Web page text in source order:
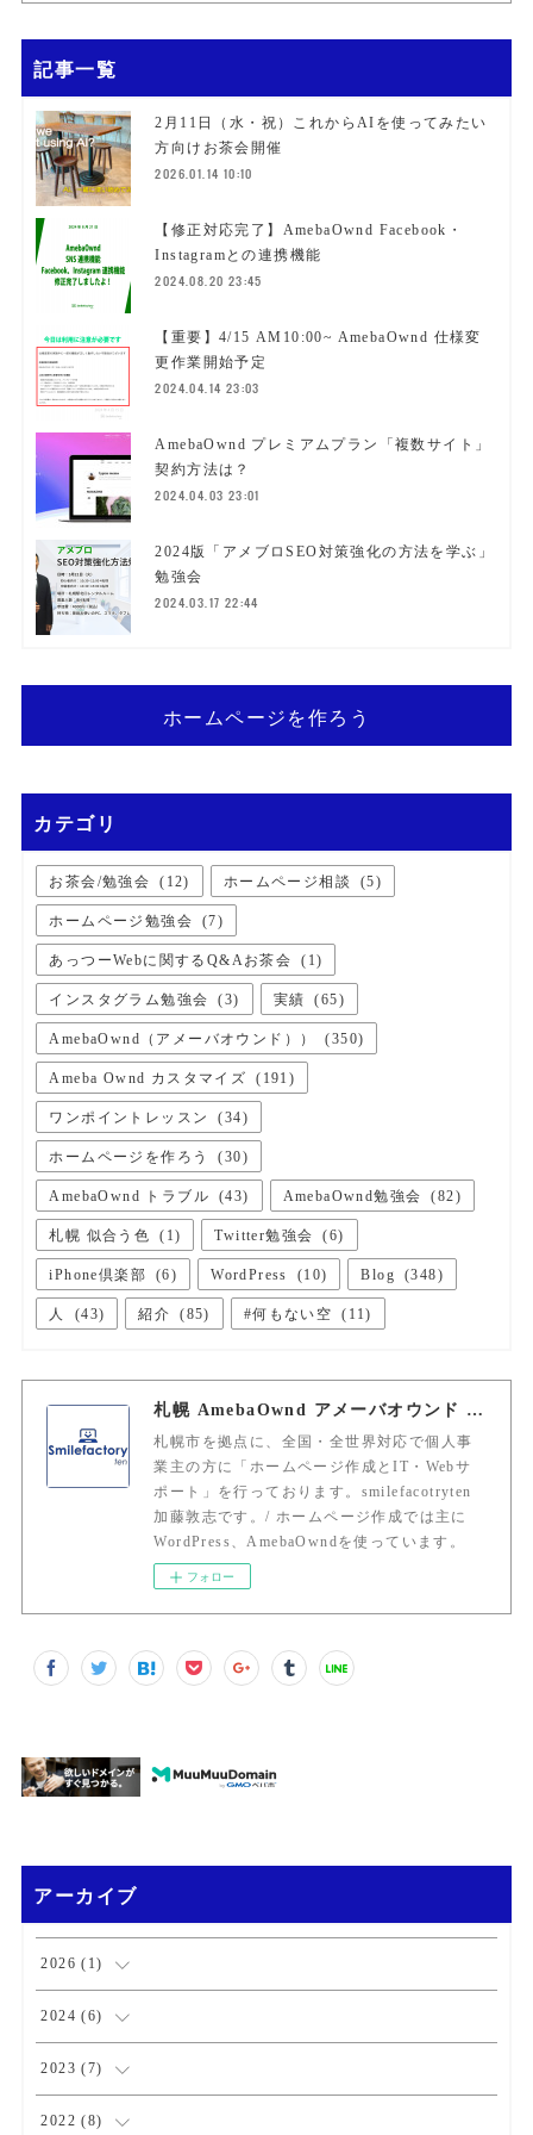
記事一覧
2月11日（水・祝）これからAIを使ってみたい
方向けお茶会開催
2026.01.14 10:10
【修正対応完了】AmebaOwnd Facebook・
Instagramとの連携機能
2024.08.20 23:45
【重要】4/15 AM10:00~ AmebaOwnd 仕様変
更作業開始予定
2024.04.14 23:03
AmebaOwnd プレミアムプラン「複数サイト」
契約方法は？
2024.04.03 23:01
2024版「アメブロSEO対策強化の方法を学ぶ」
勉強会
2024.03.17 22:44
ホームページを作ろう
カテゴリ
お茶会/勉強会 ( 12) ホームページ相談 (5)
ホームページ勉強会 (7)
あっつーWebに関するQ&Aお茶会 ( 1)
インスタグラム勉強会 (3) 実績 (65)
AmebaOwnd（アメーバオウンド）） (350)
Ameba Ownd カスタマイズ ( 191 )
ワンポイントレッスン (34)
ホームページを作ろう (30)
AmebaOwnd トラブル (43) AmebaOwnd勉強会 (82)
札幌 似合う色 ( 1) Twitter勉強会 (6)
iPhone倶楽部 (6) WordPress (10) Blog (348)
人 (43) 紹介 (85) #何もない空 ( 11)
札幌 AmebaOwnd アメーバオウンド 加藤敦志
札幌市を拠点に、全国・全世界対応で個人事
業主の方に「ホームページ作成とIT・Webサ
ポート」を行っております。smilefacotryten
加藤敦志です。/ ホームページ作成では主に
WordPress、AmebaOwndを使っています。
フォロー
アーカイブ
2026 ( 1)
(1
2024 (6)
(1
(2
2023 (7)
(1
2022 (8)